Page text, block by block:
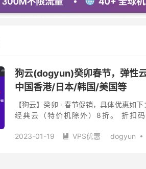
狗云(dogyun)癸卯春节，弹性
中国香港/日本/韩国/美国等
【狗云】癸卯 · 春节促销，具体优惠如
经典云（特价机除外）8折。 折扣码
2023-01-19  VPS优惠 dogyun